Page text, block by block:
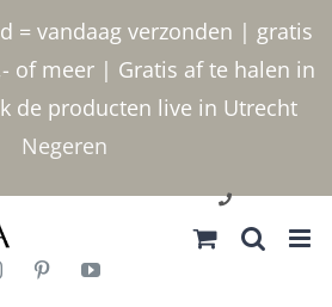
= vandaag verzonden | gratis
of meer | Gratis af te halen in
de producten live in Utrecht
Negeren
030 2400000